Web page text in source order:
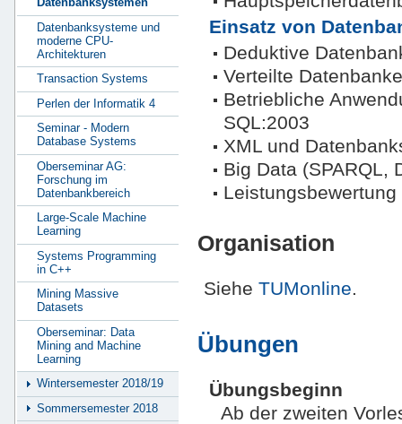
Einsatz von
Deduktive
Verteilte
Betriebliche
SQL:2003
XML und
Big Data (SPARQL,
Leistungsbewertung
Organisation
Siehe TUMonline.
Übungen
Übungsbeginn
Ab der zweiten
Datenbanksysteme und
moderne CPU-
Architekturen
Transaction Systems
Perlen der Informatik 4
Seminar - Modern
Database Systems
Oberseminar AG:
Forschung im
Datenbankbereich
Large-Scale Machine
Learning
Systems Programming
in C++
Mining Massive
Datasets
Oberseminar: Data
Mining and Machine
Learning
Wintersemester 2018/19
Sommersemester 2018